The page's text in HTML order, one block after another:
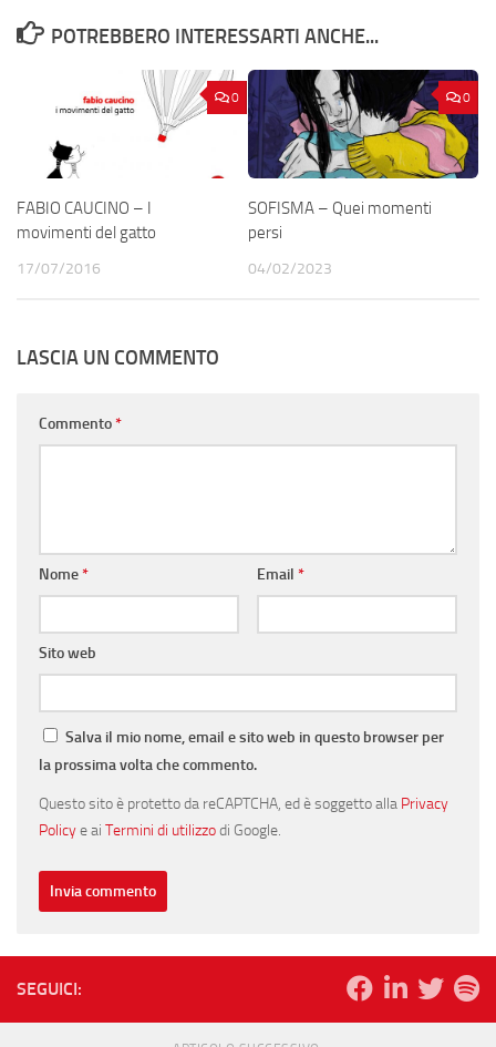
POTREBBERO INTERESSARTI ANCHE...
0
FABIO CAUCINO – I
movimenti del gatto
17/07/2016
0
SOFISMA – Quei momenti
persi
04/02/2023
LASCIA UN COMMENTO
Commento*
Nome* Email *
Sito web
Salva il mio nome, email e sito web in questo browser per
la prossima volta che commento.
Questo sito è protetto da reCAPTCHA, ed è soggetto alla Privacy
Policye ai Termini di utilizzodi Google.
SEGUICI: